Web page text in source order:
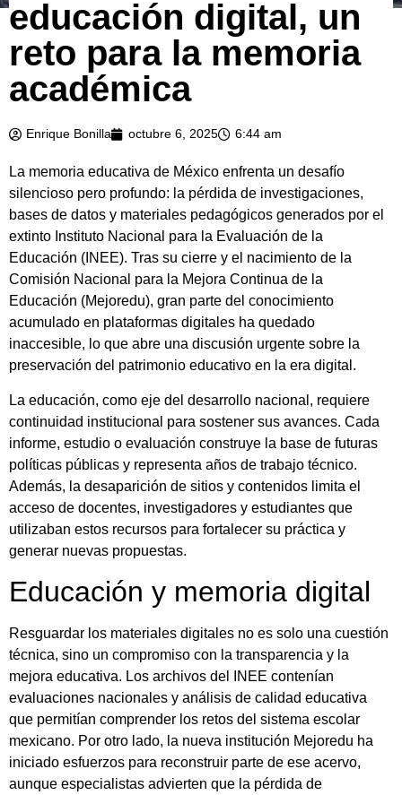
educación digital, un
reto para la memoria
académica
Enrique Bonilla octubre 6, 2025 6:44 am
La memoria educativa de México enfrenta un desafío
silencioso pero profundo: la pérdida de investigaciones,
bases de datos y materiales pedagógicos generados por el
extinto Instituto Nacional para la Evaluación de la
Educación (INEE). Tras su cierre y el nacimiento de la
Comisión Nacional para la Mejora Continua de la
Educación (Mejoredu), gran parte del conocimiento
acumulado en plataformas digitales ha quedado
inaccesible, lo que abre una discusión urgente sobre la
preservación del patrimonio educativo en la era digital.
La educación, como eje del desarrollo nacional, requiere
continuidad institucional para sostener sus avances. Cada
informe, estudio o evaluación construye la base de futuras
políticas públicas y representa años de trabajo técnico.
Además, la desaparición de sitios y contenidos limita el
acceso de docentes, investigadores y estudiantes que
utilizaban estos recursos para fortalecer su práctica y
generar nuevas propuestas.
Educación y memoria digital
Resguardar los materiales digitales no es solo una cuestión
técnica, sino un compromiso con la transparencia y la
mejora educativa. Los archivos del INEE contenían
evaluaciones nacionales y análisis de calidad educativa
que permitían comprender los retos del sistema escolar
mexicano. Por otro lado, la nueva institución Mejoredu ha
iniciado esfuerzos para reconstruir parte de ese acervo,
aunque especialistas advierten que la pérdida de